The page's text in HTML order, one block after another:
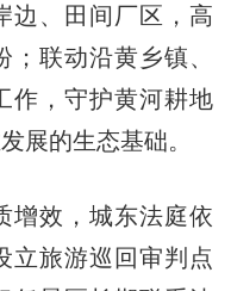
边、田间厂区，高
联动沿黄乡镇、
作，守护黄河耕地
展的生态基础。
效，城东法庭依
立旅游巡回审判点